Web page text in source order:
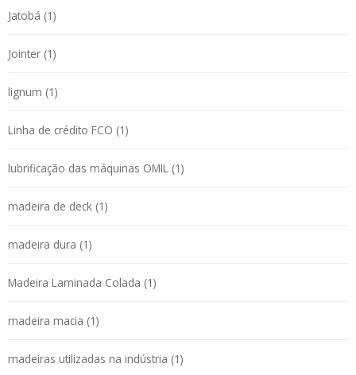
Jatobá (1)
Jointer (1)
lignum (1)
Linha de crédito FCO (1)
lubrificação das máquinas OMIL (1)
madeira de deck (1)
madeira dura (1)
Madeira Laminada Colada (1)
madeira macia (1)
madeiras utilizadas na indústria (1)